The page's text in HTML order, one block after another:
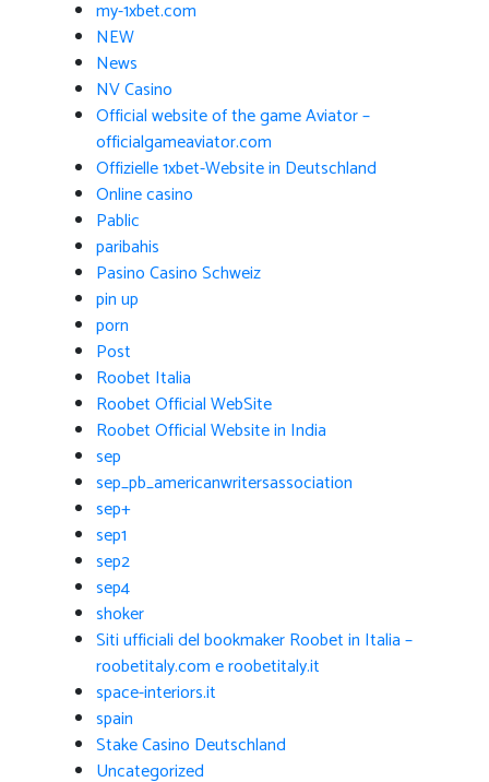
my-1xbet.com
NEW
News
NV Casino
Official website of the game Aviator –
officialgameaviator.com
Offizielle 1xbet-Website in Deutschland
Online casino
Pablic
paribahis
Pasino Casino Schweiz
pin up
porn
Post
Roobet Italia
Roobet Official WebSite
Roobet Official Website in India
sep
sep_pb_americanwritersassociation
sep+
sep1
sep2
sep4
shoker
Siti ufficiali del bookmaker Roobet in Italia –
roobetitaly.com e roobetitaly.it
space-interiors.it
spain
Stake Casino Deutschland
Uncategorized